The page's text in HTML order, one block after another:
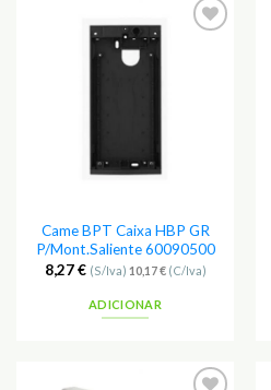
Came BPT Caixa HBP GR
P/Mont.Saliente 60090500
8,27€ (S/Iva) 10,17€(C/Iva)
ADICIONAR